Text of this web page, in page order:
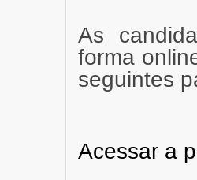
As
forma
seguintes
Acessar a